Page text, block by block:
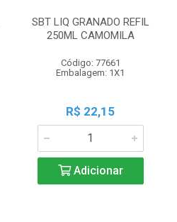
SBT LIQ GRANADO REFIL
250ML CAMOMILA
Código: 77661
Embalagem: 1X1
R$ 22,15
Adicionar